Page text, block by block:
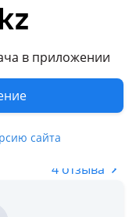
в приложении
сайта
4 отзыва